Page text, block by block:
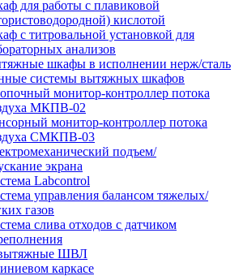
для работы с плавиковой
кислотой
с титровальной установкой для
анализов
шкафы в исполнении нерж/сталь
системы вытяжных шкафов
монитор-контроллер потока
МКПВ-02
монитор-контроллер потока
СМКПВ-03
подъем/
экрана
Labcontrol
управления балансом тяжелых/
газов
слива отходов с датчиком
ШВЛ
каркасе